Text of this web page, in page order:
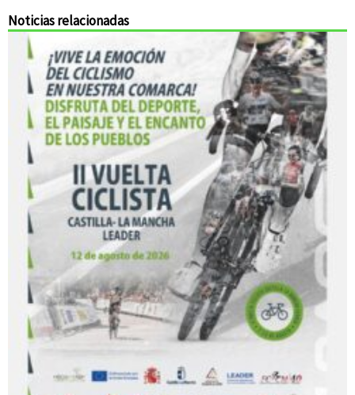
Noticias relacionadas